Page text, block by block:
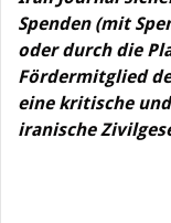
Spenden (mit
oder durch die
Fördermitglied
eine kritische
iranische